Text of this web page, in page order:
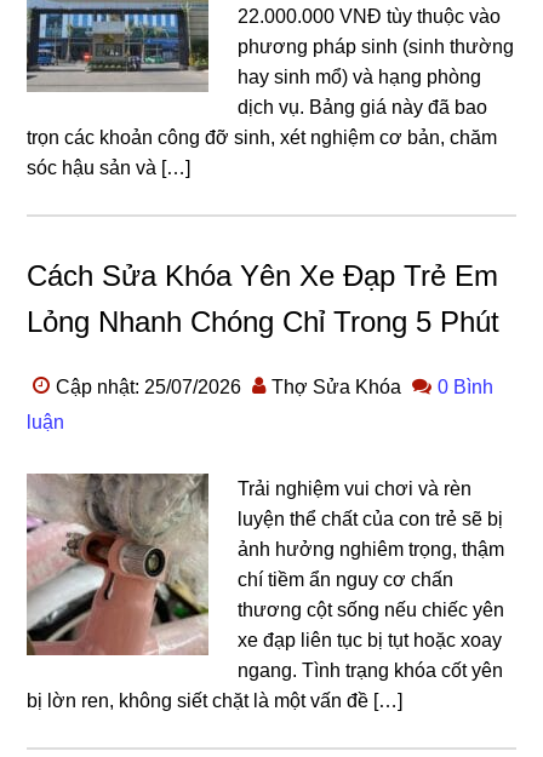
22.000.000 VNĐ tùy thuộc vào
phương pháp sinh (sinh thường
hay sinh mổ) và hạng phòng
dịch vụ. Bảng giá này đã bao
trọn các khoản công đỡ sinh, xét nghiệm cơ bản, chăm
sóc hậu sản và […]
Cách Sửa Khóa Yên Xe Đạp Trẻ Em
Lỏng Nhanh Chóng Chỉ Trong 5 Phút
Cập nhật: 25/07/2026 Thợ Sửa Khóa
0 Bình
luận
Trải nghiệm vui chơi và rèn
luyện thể chất của con trẻ sẽ bị
ảnh hưởng nghiêm trọng, thậm
chí tiềm ẩn nguy cơ chấn
thương cột sống nếu chiếc yên
xe đạp liên tục bị tụt hoặc xoay
ngang. Tình trạng khóa cốt yên
bị lờn ren, không siết chặt là một vấn đề […]